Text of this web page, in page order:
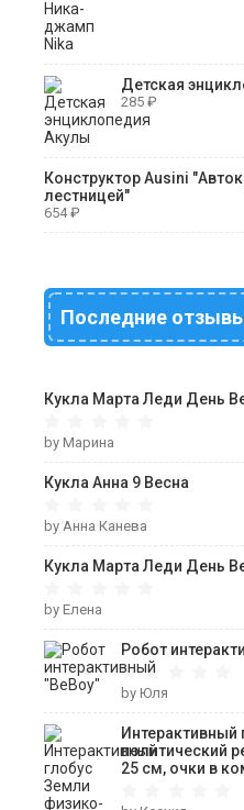
Детская
285 ₽
Конструктор Ausini
лестницей"
654₽
Последние
Кукла Марта Леди День
by Марина
Кукла Анна 9 Весна
by Анна Канева
Кукла Марта Леди День
by Елена
Робот
by Юля
политический
25 см, очки в